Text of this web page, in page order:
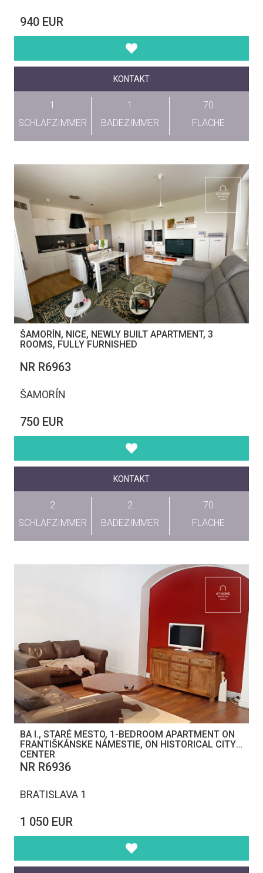
940 EUR
KONTAKT
1
SCHLAFZIMMER
1
BADEZIMMER
70
FLÄCHE
ŠAMORÍN, NICE, NEWLY BUILT APARTMENT, 3
ROOMS, FULLY FURNISHED
NR R6963
ŠAMORÍN
750 EUR
KONTAKT
2
SCHLAFZIMMER
2
BADEZIMMER
70
FLÄCHE
BA I., STARÉ MESTO, 1-BEDROOM APARTMENT ON
FRANTIŠKÁNSKE NÁMESTIE, ON HISTORICAL CITY
CENTER
NR R6936
BRATISLAVA 1
1 050 EUR